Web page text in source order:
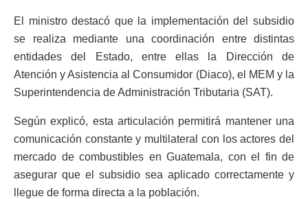
El ministro destacó que la implementación del subsidio
se realiza mediante una coordinación entre distintas
entidades del Estado, entre ellas la Dirección de
Atención y Asistencia al Consumidor (Diaco), el MEM y la
Superintendencia de Administración Tributaria (SAT).
Según explicó, esta articulación permitirá mantener una
comunicación constante y multilateral con los actores del
mercado de combustibles en Guatemala, con el fin de
asegurar que el subsidio sea aplicado correctamente y
llegue de forma directa a la población.